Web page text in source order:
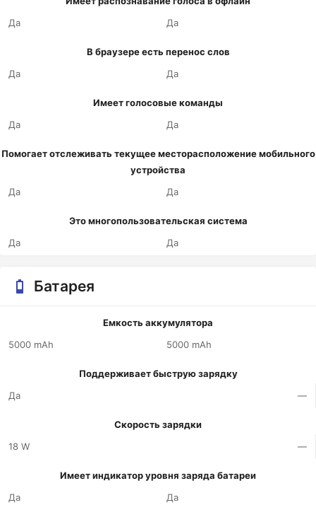
Да
Да
В браузере есть перенос слов
Да
Да
Имеет голосовые команды
Да
Да
Помогает отслеживать текущее месторасположение мобильного
устройства
Да
Да
Это многопользовательская система
Да
Да
Батарея
Емкость аккумулятора
5000 mAh
5000 mAh
Поддерживает быструю зарядку
Да
—
Скорость зарядки
18 W
—
Имеет индикатор уровня заряда батареи
Да
Да